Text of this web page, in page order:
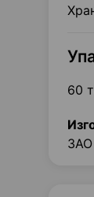
60
ЗАО